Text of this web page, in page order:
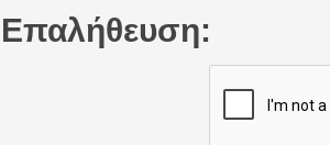
Επαλήθευση: